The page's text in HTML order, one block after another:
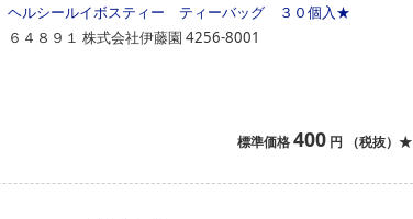
ヘルシールイボスティー ティーバッグ ３０個入★
６４８９１ 株式会社伊藤園 4256-8001
標準価格 400 円 （税抜）★